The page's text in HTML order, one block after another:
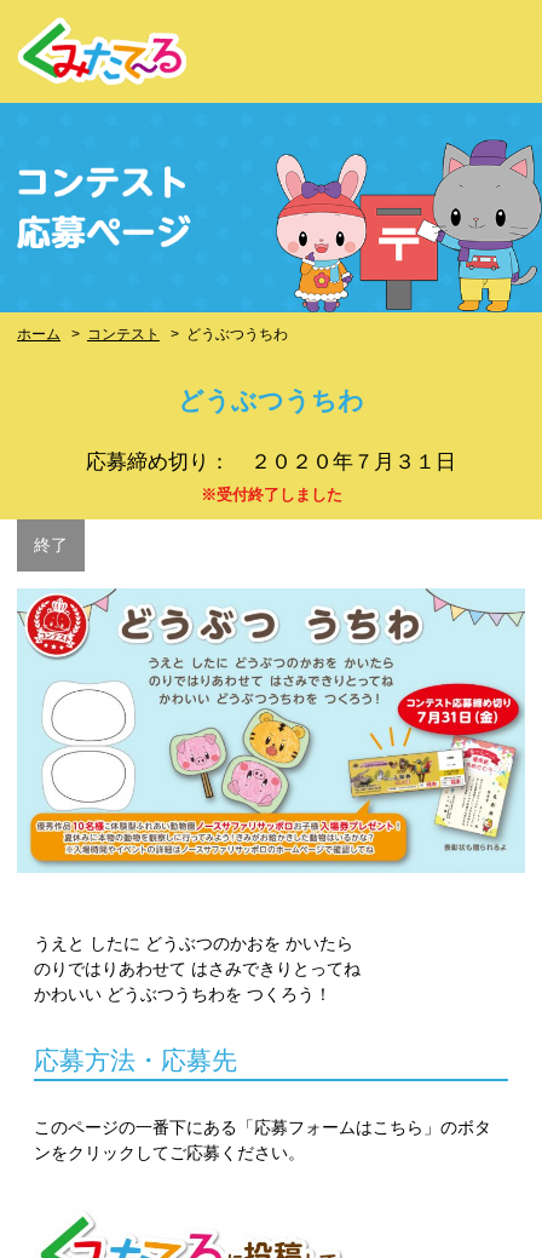
ホーム > コンテスト > どうぶつうちわ
どうぶつうちわ
応募締め切り： ２０２０年７月３１日
※受付終了しました
終了
うえと したに どうぶつのかおを かいたら
のりではりあわせて はさみできりとってね
かわいい どうぶつうちわを つくろう！
応募方法・応募先
このページの一番下にある「応募フォームはこちら」のボタ
ンをクリックしてご応募ください。